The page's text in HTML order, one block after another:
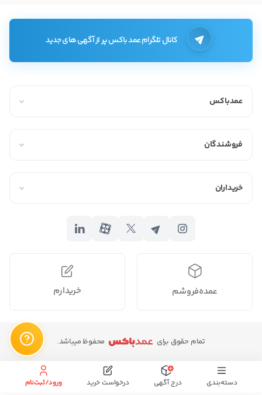
کانال تلگرام عمد باکس پر از آگهی های جدید
عمدباکس
فروشندگان
خریداران
عمده‌فروشم خریدارم
تمام حقوق برای محفوظ میباشد.
دسته‌بندی درج آگهی درخواست خرید ورود/ثبت‌نام